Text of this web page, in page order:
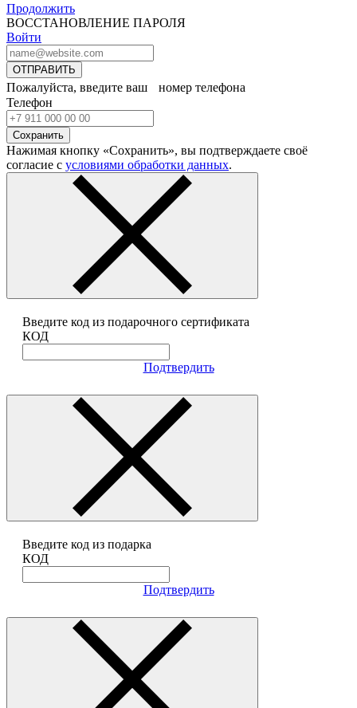
Продолжить
ВОССТАНОВЛЕНИЕ ПАРОЛЯ
Войти
ОТПРАВИТЬ
Пожалуйста, введите ваш номер телефона
Телефон
Сохранить
Нажимая кнопку «Сохранить», вы подтверждаете своё
согласие с условиями обработки данных.
Введите код из подарочного сертификата
КОД
Подтвердить
Введите код из подарка
КОД
Подтвердить